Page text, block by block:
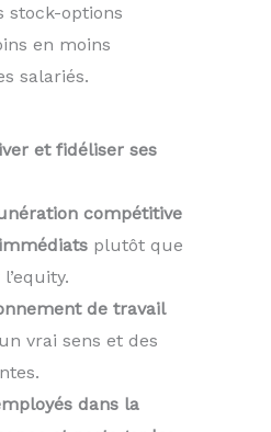
stock-options
en moins
salariés.
et fidéliser ses
compétitive
plutôt que
de travail
vrai sens et des
dans la